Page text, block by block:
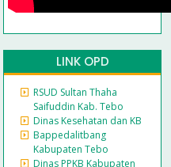
LINK OPD
RSUD Sultan Thaha
Saifuddin Kab. Tebo
Dinas Kesehatan dan KB
Bappedalitbang
Kabupaten Tebo
Dinas PPKB Kabupaten